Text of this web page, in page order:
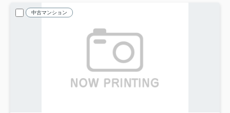
中古マンション